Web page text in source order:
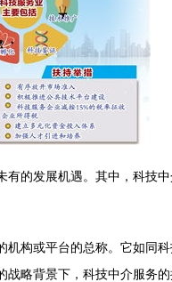
的发展机遇。其中，科技
构或平台的总称。它如同
略背景下，科技中介服务